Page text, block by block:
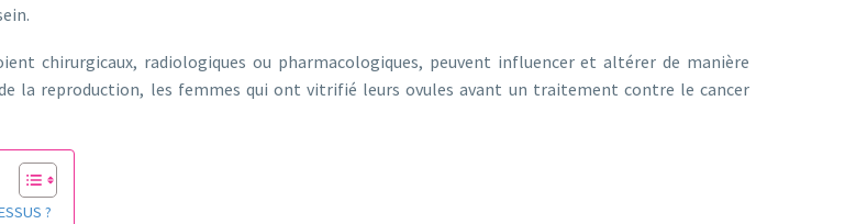
chirurgicaux, radiologiques ou pharmacologiques, peuvent influencer et altérer de manière
la reproduction, les femmes qui ont vitrifié leurs ovules avant un traitement contre le cancer
?